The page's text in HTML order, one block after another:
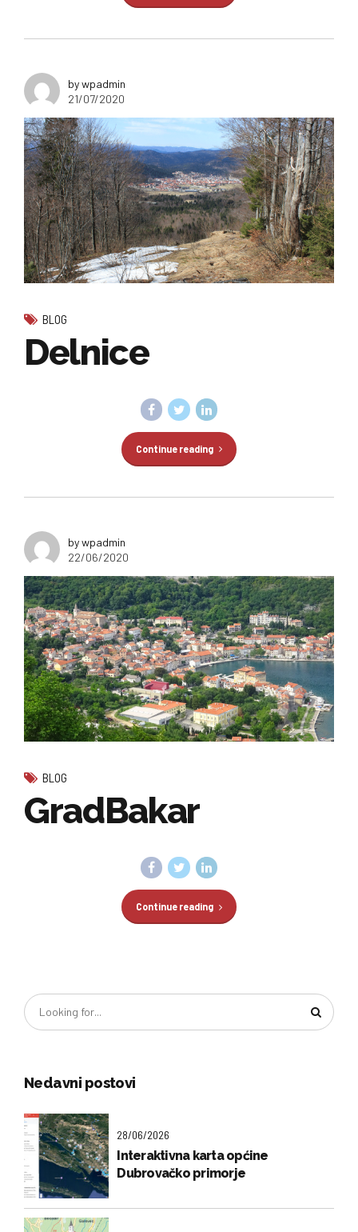
by wpadmin
21/07/2020
BLOG
Delnice
Continue reading
by wpadmin
22/06/2020
BLOG
GradBakar
Continue reading
Nedavni postovi
28/06/2026
Interaktivna karta općine
Dubrovačko primorje